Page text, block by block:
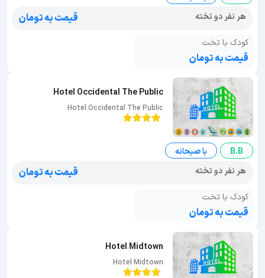
هر نفر دو تخته
قیمت به تومان
کودک با تخت
قیمت به تومان
Hotel Occidental The Public
Hotel Occidental The Public
B.B
با صبحانه
هر نفر دو تخته
قیمت به تومان
کودک با تخت
قیمت به تومان
Hotel Midtown
Hotel Midtown